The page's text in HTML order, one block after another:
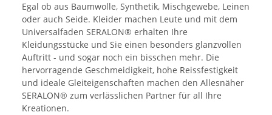
Egal ob aus Baumwolle, Synthetik, Mischgewebe, Leinen
oder auch Seide. Kleider machen Leute und mit dem
Universalfaden SERALON® erhalten Ihre
Kleidungsstücke und Sie einen besonders glanzvollen
Auftritt - und sogar noch ein bisschen mehr. Die
hervorragende Geschmeidigkeit, hohe Reissfestigkeit
und ideale Gleiteigenschaften machen den Allesnäher
SERALON® zum verlässlichen Partner für all Ihre
Kreationen.